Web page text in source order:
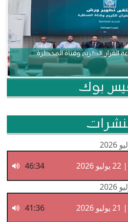
القرآن الكريم وقناة المحظرة
بوك
46:34
41:36